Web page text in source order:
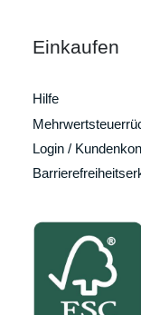
Einkaufen
Hilfe
Login /